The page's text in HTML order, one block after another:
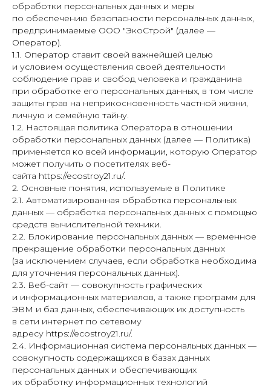
обработки персональных данных и меры
по обеспечению безопасности персональных данных,
предпринимаемые ООО "ЭкоСтрой" (далее —
Оператор).
1.1. Оператор ставит своей важнейшей целью
и условием осуществления своей деятельности
соблюдение прав и свобод человека и гражданина
при обработке его персональных данных, в том числе
защиты прав на неприкосновенность частной жизни,
личную и семейную тайну.
1.2. Настоящая политика Оператора в отношении
обработки персональных данных (далее — Политика)
применяется ко всей информации, которую Оператор
может получить о посетителях веб-
сайта https://ecostroy21.ru/.
2. Основные понятия, используемые в Политике
2.1. Автоматизированная обработка персональных
данных — обработка персональных данных с помощью
средств вычислительной техники.
2.2. Блокирование персональных данных — временное
прекращение обработки персональных данных
(за исключением случаев, если обработка необходима
для уточнения персональных данных).
2.3. Веб-сайт — совокупность графических
и информационных материалов, а также программ для
ЭВМ и баз данных, обеспечивающих их доступность
в сети интернет по сетевому
адресу https://ecostroy21.ru/.
2.4. Информационная система персональных данных —
совокупность содержащихся в базах данных
персональных данных и обеспечивающих
их обработку информационных технологий